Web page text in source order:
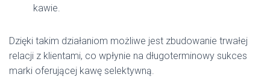
kawie.
Dzięki takim działaniom możliwe jest zbudowanie trwałej
relacji z klientami, co wpłynie na długoterminowy sukces
marki oferującej kawę selektywną.